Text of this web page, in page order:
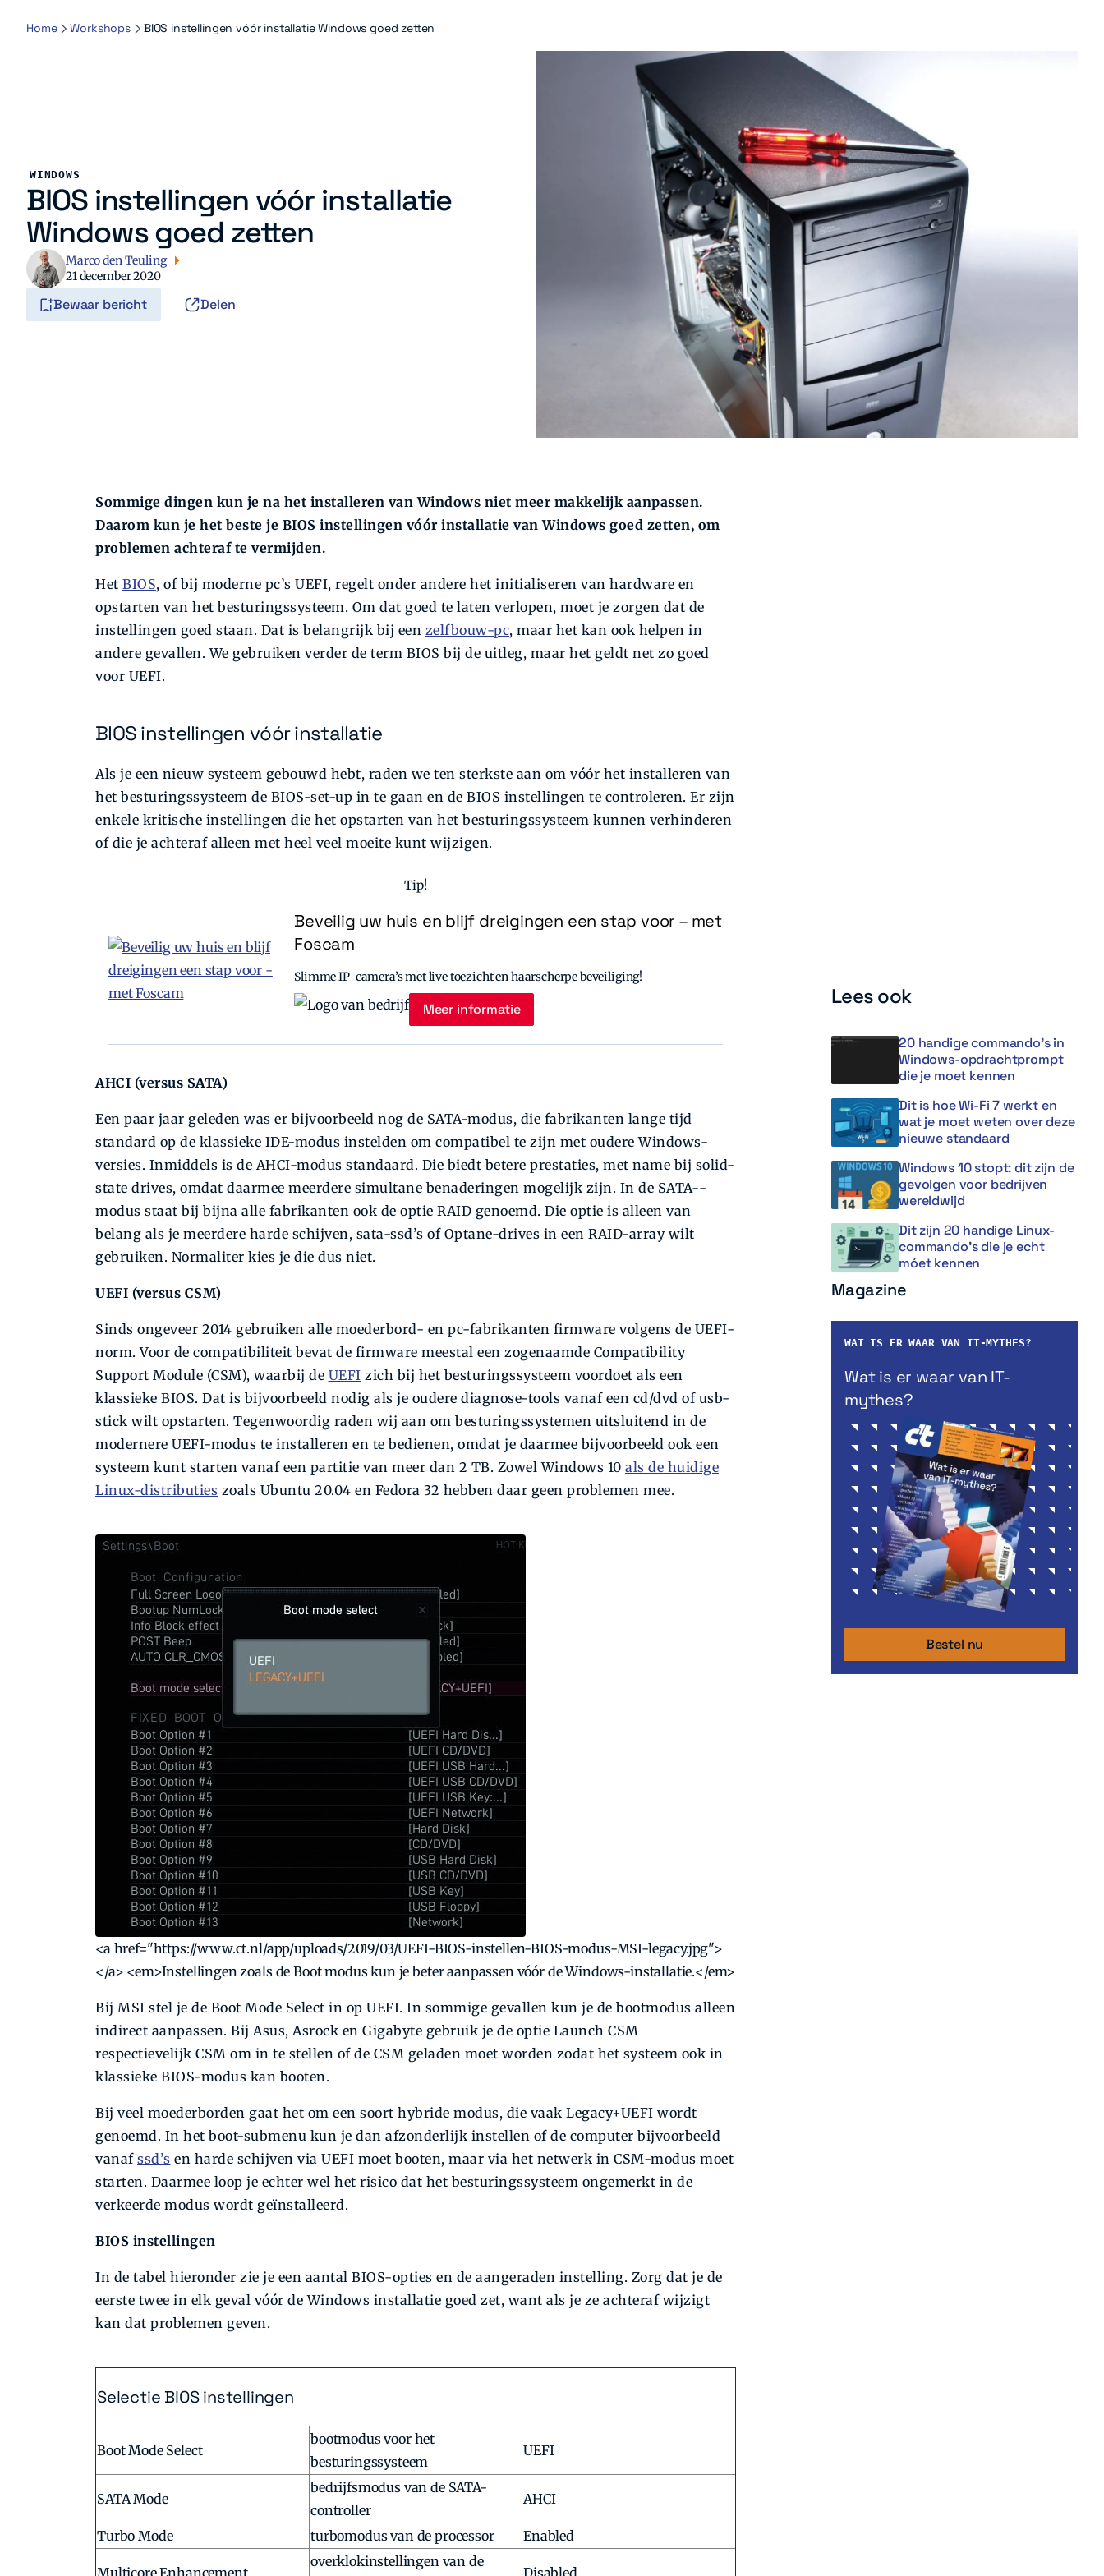
Home Workshops BIOS instellingen vóór installatie Windows goed zetten
WINDOWS
BIOS instellingen vóór installatie
Windows goed zetten
Marco den Teuling
21 december 2020
Bewaar bericht Delen
Sommige dingen kun je na het installeren van Windows niet meer makkelijk aanpassen.
Daarom kun je het beste je BIOS instellingen vóór installatie van Windows goed zetten, om
problemen achteraf te vermijden.
Het BIOS, of bij moderne pc’s UEFI, regelt onder andere het initialiseren van hardware en
opstarten van het besturingssysteem. Om dat goed te laten verlopen, moet je zorgen dat de
instellingen goed staan. Dat is belangrijk bij een zelfbouw-pc, maar het kan ook helpen in
andere gevallen. We gebruiken verder de term BIOS bij de uitleg, maar het geldt net zo goed
voor UEFI.
BIOS instellingen vóór installatie
Als je een nieuw systeem gebouwd hebt, raden we ten sterkste aan om vóór het installeren van
het besturingssysteem de BIOS-set-up in te gaan en de BIOS instellingen te controleren. Er zijn
enkele kritische instellingen die het opstarten van het ­besturingssysteem kunnen verhinderen
of die je achter­af alleen met heel veel moeite kunt wijzigen.
Tip!
Beveilig uw huis en blijf dreigingen een stap voor – met
Foscam
Slimme IP-camera’s met live toezicht en haarscherpe beveiliging!
Meer informatie
AHCI (versus SATA)
Een paar jaar geleden was er bijvoorbeeld nog de SATA-­modus, die fabrikanten lange tijd
standard op de klassieke IDE-modus instelden om compatibel te zijn met oudere Windows-
versies. Inmiddels is de AHCI-­modus standaard. Die biedt betere prestaties, met name bij solid-
state drives, omdat daarmee meerdere simultane benaderingen mogelijk zijn. In de SATA-­
modus staat bij bijna alle fabrikanten ook de optie RAID genoemd. Die optie is alleen van
belang als je meerdere harde schijven, sata-ssd’s of Optane-drives in een RAID-array wilt
gebruiken. Normaliter kies je die dus niet.
UEFI (versus CSM)
Sinds ongeveer 2014 gebruiken alle moederbord- en pc-fabrikanten firmware volgens de UEFI-
norm. Voor de compatibiliteit bevat de firmware meestal een zogenaamde Compatibility
Support Module (CSM), waarbij de UEFI zich bij het besturingssysteem voordoet als een
klassieke BIOS. Dat is bijvoorbeeld nodig als je oudere diagnose-tools vanaf een cd/dvd of usb-
stick wilt opstarten. Tegenwoordig raden wij aan om besturingssystemen uitsluitend in de
modernere ­UEFI-modus te installeren en te bedienen, omdat je daarmee bijvoorbeeld ook een
systeem kunt starten vanaf een partitie van meer dan 2 TB. Zowel Windows 10 als de huidige
Linux-distributies zoals Ubuntu 20.04 en Fedora 32 hebben daar geen problemen mee.
<a href="https://www.ct.nl/app/uploads/2019/03/UEFI-BIOS-instellen-BIOS-modus-MSI-legacy.jpg">
</a> <em>Instellingen zoals de Boot modus kun je beter aanpassen vóór de Windows-installatie.</em>
Bij MSI stel je de Boot Mode Select in op UEFI. In sommige gevallen kun je de bootmodus alleen
indirect aanpassen. Bij Asus, Asrock en Gigabyte gebruik je de optie Launch CSM
respectievelijk CSM om in te stellen of de CSM geladen moet worden zodat het systeem ook in
klassieke BIOS-modus kan booten.
Bij veel moederborden gaat het om een soort hybride modus, die vaak Legacy+UEFI wordt
genoemd. In het boot-submenu kun je dan afzonderlijk instellen of de computer bijvoorbeeld
vanaf ssd’s en harde schijven via UEFI moet booten, maar via het netwerk in CSM-modus moet
starten. Daarmee loop je echter wel het risico dat het besturingssysteem ongemerkt in de
verkeerde modus wordt geïnstalleerd.
BIOS instellingen
In de tabel hieronder zie je een aantal BIOS-opties en de aangeraden instelling. Zorg dat je de
eerste twee in elk geval vóór de Windows installatie goed zet, want als je ze achteraf wijzigt
kan dat problemen geven.
Selectie BIOS instellingen
Boot Mode Select
bootmodus voor het
besturingssysteem
UEFI
SATA Mode
bedrijfsmodus van de SATA-
controller
AHCI
Turbo Mode turbomodus van de processor Enabled
overklokinstellingen van de
Lees ook
20 handige commando’s in
Windows-opdrachtprompt
die je moet kennen
Dit is hoe Wi-Fi 7 werkt en
wat je moet weten over deze
nieuwe standaard
Windows 10 stopt: dit zijn de
gevolgen voor bedrijven
wereldwijd
Dit zijn 20 handige Linux-
commando’s die je echt
móet kennen
Magazine
WAT IS ER WAAR VAN IT-MYTHES?
Wat is er waar van IT-
mythes?
Bestel nu